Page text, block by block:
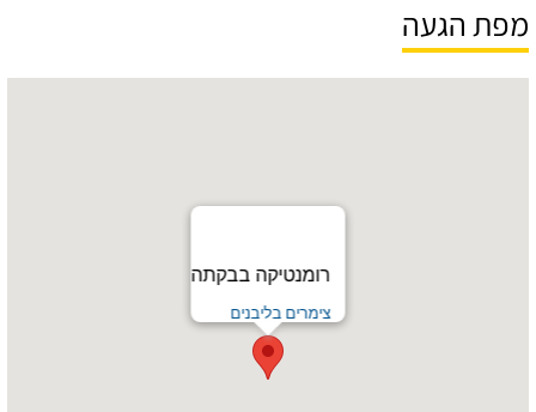
מפת הגעה
רומנטיקה בבקתה
צימרים בליבנים